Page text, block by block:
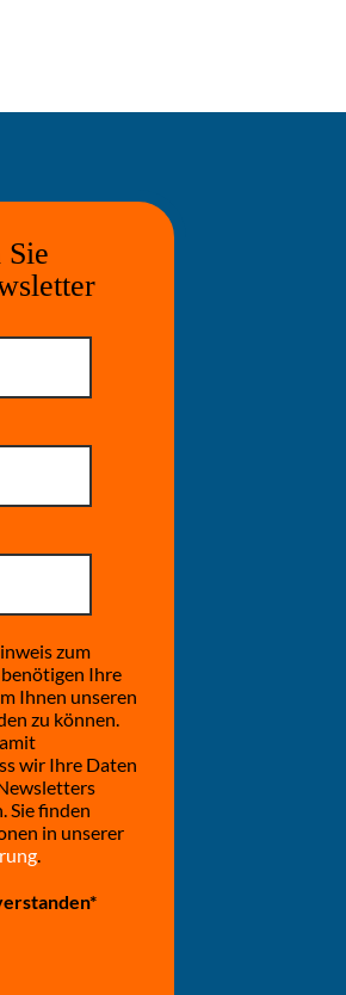
Sie
zum
Ihre
Ihnen unseren
zu können.
wir Ihre Daten
Sie finden
in unserer
.